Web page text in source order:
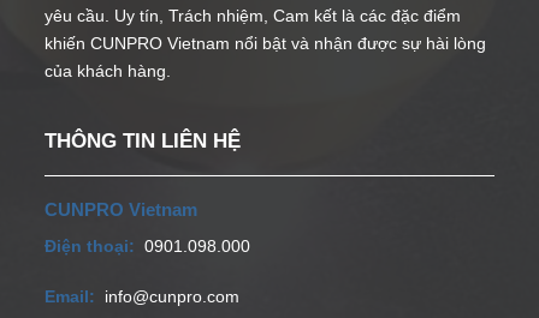
yêu cầu. Uy tín, Trách nhiệm, Cam kết là các đặc điểm
khiến CUNPRO Vietnam nổi bật và nhận được sự hài lòng
của khách hàng.
THÔNG TIN LIÊN HỆ
CUNPRO Vietnam
Điện thoại: 0901.098.000
Email: info@cunpro.com